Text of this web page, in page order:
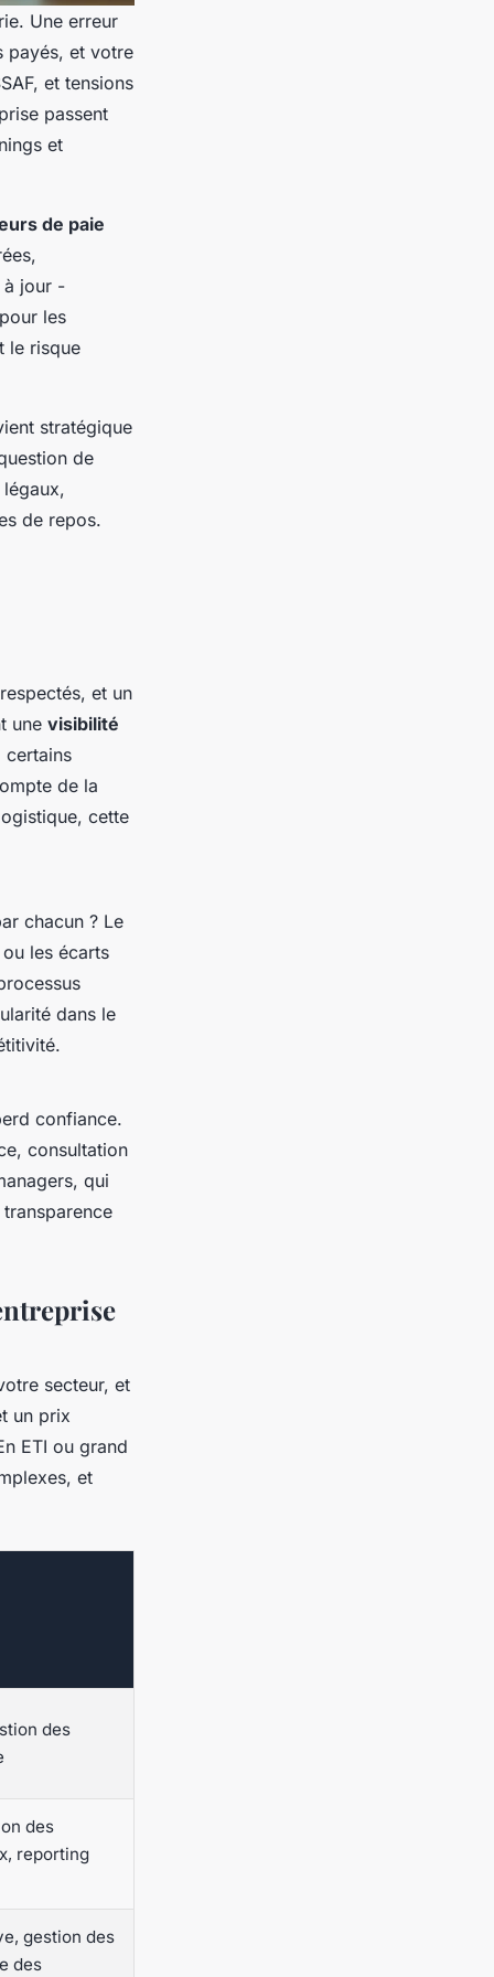
Une erreur
payés, et votre
et tensions
passent
et
de paie
à jour -
les
le risque
stratégique
de
de repos.
et un
une visibilité
certains
de la
cette
chacun ? Le
les écarts
dans le
confiance.
consultation
qui
secteur, et
un prix
ETI ou grand
et
des
des
reporting
gestion des
des